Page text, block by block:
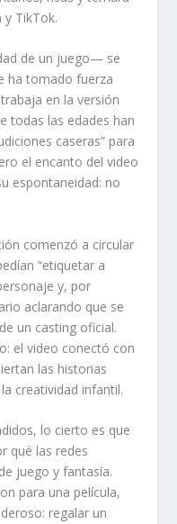
TikTok.
de un juego— se
ha tomado fuerza
en la versión
todas las edades han
caseras” para
el encanto del video
espontaneidad: no
comenzó a circular
“etiquetar a
y, por
aclarando que se
un casting oficial.
el video conectó con
las historias
creatividad infantil.
lo cierto es que
qué las redes
juego y fantasía.
para una película,
regalar un